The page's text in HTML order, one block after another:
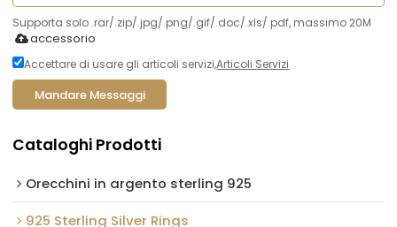
Supporta solo .rar/.zip/.jpg/.png/.gif/.doc/.xls/.pdf, massimo 20M
accessorio
Accettare di usare gli articoli servizi,Articoli Servizi
Mandare Messaggi
Cataloghi Prodotti
Orecchini in argento sterling 925
925 Sterling Silver Rings